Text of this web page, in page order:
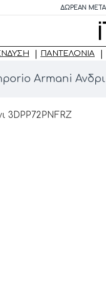
ΔΩΡΕΆΝ
ΠΑΝΤΕΛΌΝΙΑ
Armani